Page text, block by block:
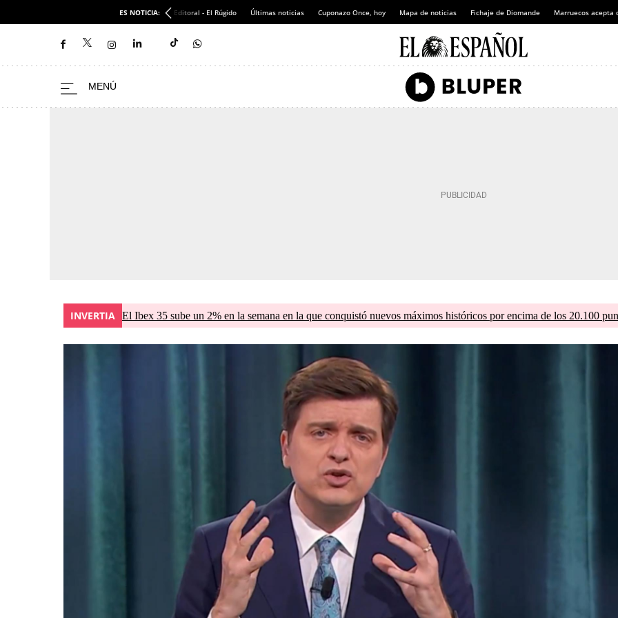
ES NOTICIA: Editoral - El Rúgido Últimas noticias Cuponazo Once, hoy Mapa de noticias Fichaje de Diomande Marruecos acepta
INVERTIA El Ibex 35 sube un 2% en la semana en la que conquistó nuevos máximos históricos por encima de los 20.100